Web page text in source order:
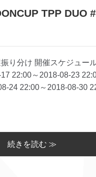
TPP DUO
り分け 開催スケジュー
22:00～2018-08-23
24 22:00～2018-08-30
続きを読む ≫